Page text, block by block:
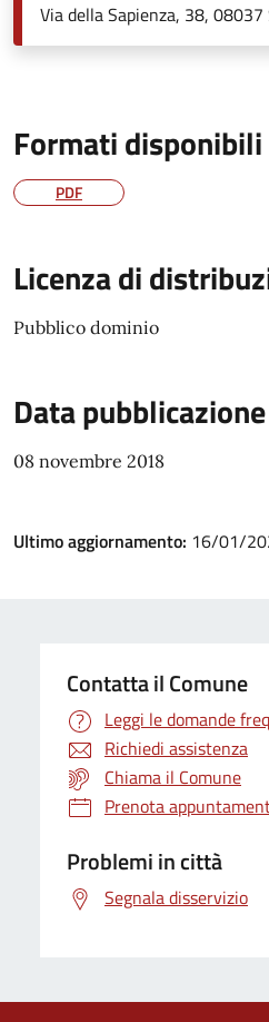
Via della Sapienza, 38,
Formati disponibili
PDF
Licenza di
Pubblico dominio
Data pubblicazione
08 novembre 2018
Ultimo aggiornamento: 16/01/
Contatta il Comune
Leggi le domande
Richiedi assistenza
Chiama il Comune
Prenota
Problemi in città
Segnala disservizio